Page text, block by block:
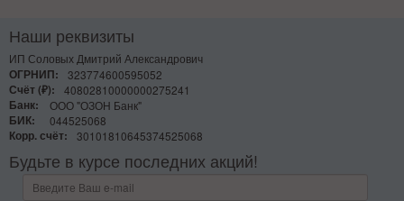
Наши реквизиты
ИП Соловых Дмитрий Александрович
ОГРНИП:
323774600595052
Счёт (₽):
40802810000000275241
Банк:
ООО "ОЗОН Банк"
БИК:
044525068
Корр. счёт:
30101810645374525068
Будьте в курсе последних акций!